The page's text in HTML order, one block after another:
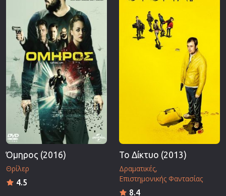
Όμηρος (2016)
Θρίλερ
4.5
Το Δίκτυο (2013)
Δραματικές
Επιστημονικής Φαντασίας
8.4